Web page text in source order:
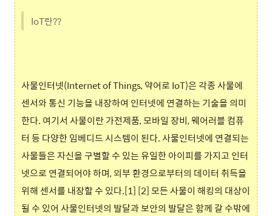
IoT란??
사물인터넷(Internet of Things, 약어로 IoT)은 각종 사물에
센서와 통신 기능을 내장하여 인터넷에 연결하는 기술을 의미
한다. 여기서 사물이란 가전제품, 모바일 장비, 웨어러블 컴퓨
터 등 다양한 임베디드 시스템이 된다. 사물인터넷에 연결되는
사물들은 자신을 구별할 수 있는 유일한 아이피를 가지고 인터
넷으로 연결되어야 하며, 외부 환경으로부터의 데이터 취득을
위해 센서를 내장할 수 있다.[1] [2] 모든 사물이 해킹의 대상이
될 수 있어 사물인터넷의 발달과 보안의 발달은 함께 갈 수밖에